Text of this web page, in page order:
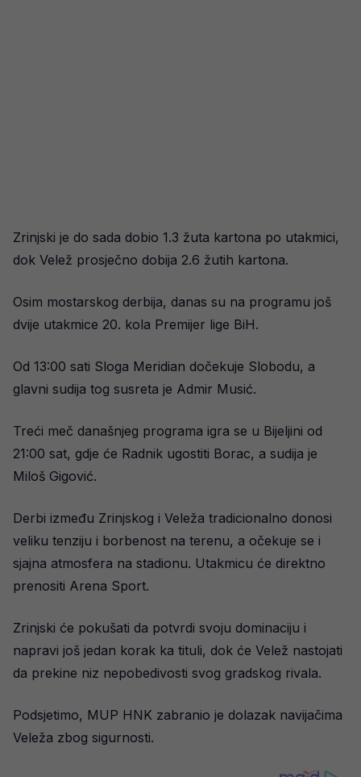
Zrinjski je do sada dobio 1.3 žuta kartona po utakmici,
dok Velež prosječno dobija 2.6 žutih kartona.
Osim mostarskog derbija, danas su na programu još
dvije utakmice 20. kola Premijer lige BiH.
Od 13:00 sati Sloga Meridian dočekuje Slobodu, a
glavni sudija tog susreta je Admir Musić.
Treći meč današnjeg programa igra se u Bijeljini od
21:00 sat, gdje će Radnik ugostiti Borac, a sudija je
Miloš Gigović.
Derbi između Zrinjskog i Veleža tradicionalno donosi
veliku tenziju i borbenost na terenu, a očekuje se i
sjajna atmosfera na stadionu. Utakmicu će direktno
prenositi Arena Sport.
Zrinjski će pokušati da potvrdi svoju dominaciju i
napravi još jedan korak ka tituli, dok će Velež nastojati
da prekine niz nepobedivosti svog gradskog rivala.
Podsjetimo, MUP HNK zabranio je dolazak navijačima
Veleža zbog sigurnosti.